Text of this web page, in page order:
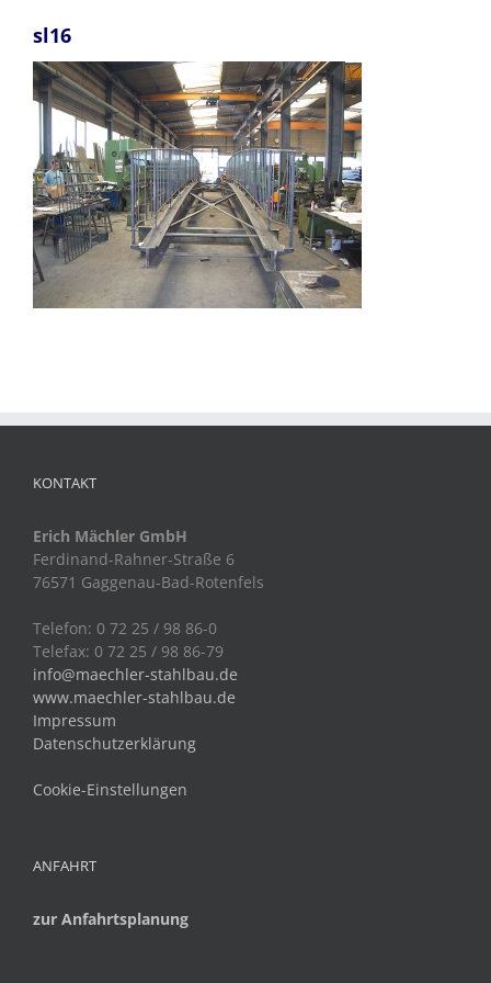
sl16
KONTAKT
Erich Mächler GmbH
Ferdinand-Rahner-Straße 6
76571 Gaggenau-Bad-Rotenfels
Telefon: 0 72 25 / 98 86-0
Telefax: 0 72 25 / 98 86-79
info@maechler-stahlbau.de
www.maechler-stahlbau.de
Impressum
Datenschutzerklärung
Cookie-Einstellungen
ANFAHRT
zur Anfahrtsplanung